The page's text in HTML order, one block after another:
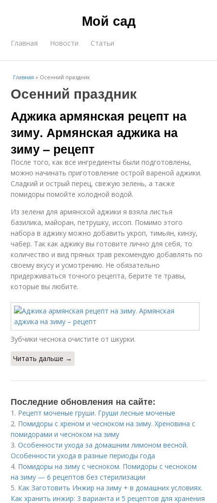
Мой сад
Главная Новости Статьи
Главная » Осенний праздник
Осенний праздник
Аджика армянская рецепт на
зиму. Армянская аджика на
зиму – рецепт
После того, как все ингредиенты были подготовлены,
можно начинать приготовление острой вареной аджики.
Сладкий и острый перец, свежую зелень, а также
помидоры помойте холодной водой.
Из зелени для армянской аджики я взяла листья
базилика, майоран, петрушку, иссоп. Помимо этого
набора в аджику можно добавить укроп, тимьян, кинзу,
чабер. Так как аджику вы готовите лично для себя, то
количество и вид пряных трав рекомендую добавлять по
своему вкусу и усмотрению. Не обязательно
придерживаться точного рецепта, берите те травы,
которые вы любите.
Зубчики чеснока очистите от шкурки.
Читать дальше →
Последние обновления на сайте:
1. Рецепт моченые груши. Груши лесные моченые
2. Помидоры с хреном и чесноком на зиму. Хреновина с
помидорами и чесноком на зиму
3.Особенности ухода за домашним лимоном весной.
Особенности ухода в разные периоды года
4. Помидоры на зиму с чесноком. Помидоры с чесноком
на зиму — 6 рецептов без стерилизации
5. Как Заготовить Инжир на зиму + в домашних условиях.
Как хранить инжир: 3 варианта и 5 рецептов для хранения